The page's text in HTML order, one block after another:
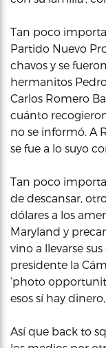
Tan poco
Partido Nuevo
chavos y se
hermanitos
Carlos Romero
cuánto
no se informó. A
se fue a lo suyo
Tan poco
de descansar,
dólares a los
Maryland y
vino a llevarse
presidente la
‘photo
esos sí hay
Así que back to